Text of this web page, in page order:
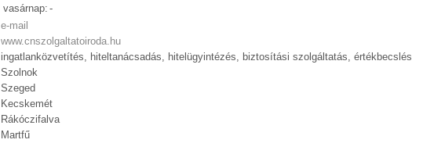
vasárnap: -
e-mail
www.cnszolgaltatoiroda.hu
ingatlanközvetítés, hiteltanácsadás, hitelügyintézés, biztosítási szolgáltatás, értékbecslés
Szolnok
Szeged
Kecskemét
Rákóczifalva
Martfű